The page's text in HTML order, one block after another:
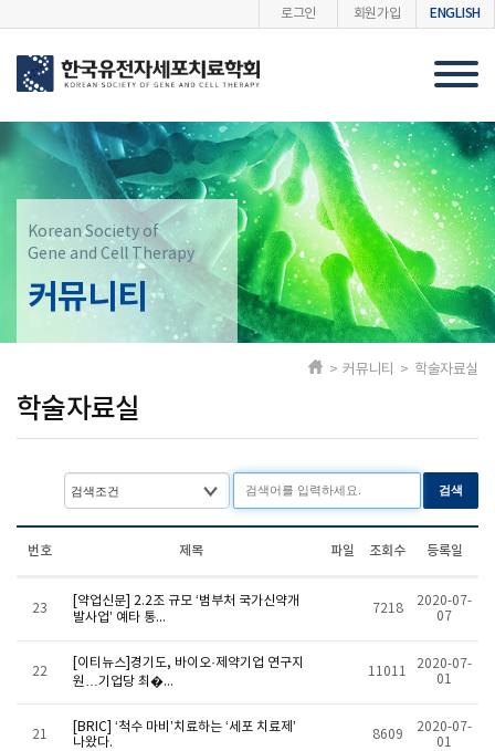
로그인 회원가입 ENGLISH
Korean Society of
Gene and Cell Therapy
커뮤니티
학술자료실
> 커뮤니티 > 학술자료실
검색
번호 제목 파일 조회수 등록일
23
[약업신문] 2.2조 규모 ‘범부처 국가신약개
발사업’ 예타 통...
7218
2020-07-
07
22
[이티뉴스]경기도, 바이오·제약기업 연구지
원…기업당 최�...
11011
2020-07-
01
21
[BRIC] ‘척수 마비’치료하는 ‘세포 치료제’
나왔다.
8609
2020-07-
01